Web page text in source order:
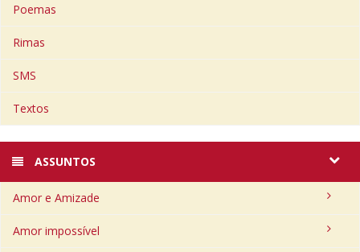
Poemas
Rimas
SMS
Textos
ASSUNTOS
Amor e Amizade
Amor impossível